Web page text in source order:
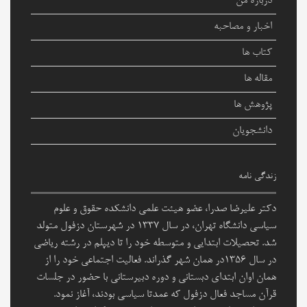
اخبار و مصاحبه
کتاب ها
مقاله ها
پژوهش ها
دانشجویان
زندگی نامه
دکتر علیرضا صدرا، عضو هیئت علمی دانشکده حقوق و علوم
سیاسی دانشگاه تهران، در سال ۱۳۳۷ در شهرستان دزفول متولد
شد. تحصیلات ابتدایی و متوسطه خود را تا دیپلم در رشته ریاضی
در سال ۱۳۵۶در همان شهر گذراند. فعالیت اجتماعی خود را از
همان اوان ابتدای دبستانی و دوره دبیرستانی با حضور در جلسات
قرآن مساجد فعال دزفول که عمدتا سیاسی بودند، آغاز نمود.